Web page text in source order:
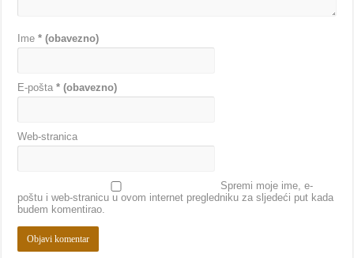
Ime* (obavezno)
E-pošta* (obavezno)
Web-stranica
Spremi moje ime, e-
poštu i web-stranicu u ovom internet pregledniku za sljedeći put kada
budem komentirao.